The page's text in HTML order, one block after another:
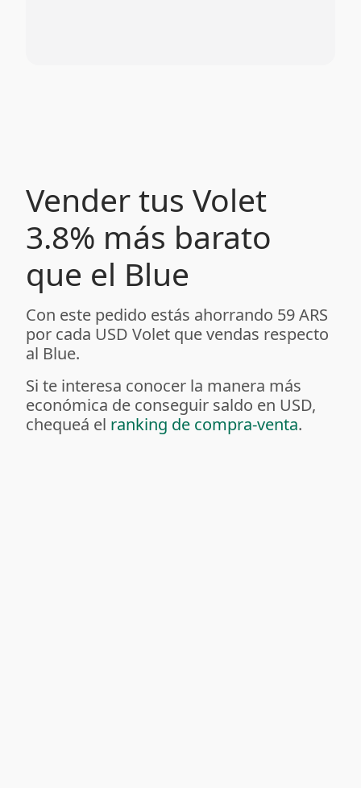
Vender tus Volet
3.8% más barato
que el Blue
Con este pedido estás ahorrando 59 ARS
por cada USD Volet que vendas respecto
al Blue.
Si te interesa conocer la manera más
económica de conseguir saldo en USD,
chequeá el ranking de compra-venta.